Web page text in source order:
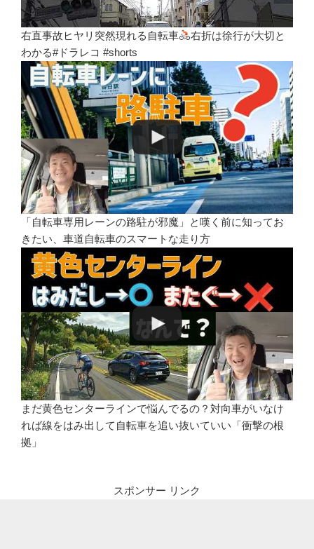
右直事故ヒヤリ突然現れる自転車
右折は徐行が大切と
わかる#ドラレコ #shorts
「自転車専用レーンの路駐が邪魔」と嘆く前に知ってお
きたい、車道自転車のスマートな走り方
まだ黄色センターラインで悩んでるの？対向車がいなけ
れば線をはみ出して自転車を追い抜いていい「衝撃の根
拠」
スポンサー リンク